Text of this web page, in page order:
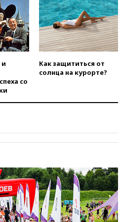
вчера, 21:43Организаторы
«Интервидения»
подтвердили, что конкурс
пройдет в Саудовской Аравии
вчера, 21:35Машков: в РФ
подготовили концепцию
развития театрального
искусства до 2035 года
вчера, 21:21
бензина старых
«взрывная» диарея охватила
47 из 50 штатов США
вчера, 20:35ПВО за 12 часов
сбила 200 украинских
беспилотников
со
Как защититься от
солнца на курорте?